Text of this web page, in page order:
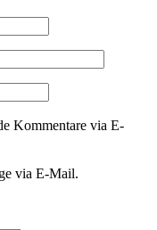
Kommentare via E-
via E-Mail.